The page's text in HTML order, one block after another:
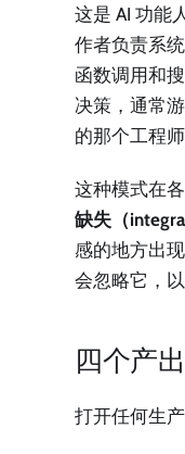
这是 AI 功能
作者负责系
函数调用和
决策，通常
的那个工程
这种模式在
缺失（
感的地方出
会忽略它，
四个产
打开任何生